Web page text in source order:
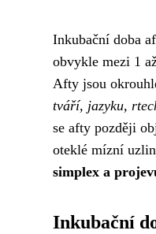
Inkubační doba
obvykle mezi 1
Afty jsou
tváří, jazyku,
se afty později
oteklé mízní
simplex a
Inkubační